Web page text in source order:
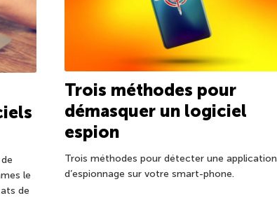
le
de
Trois méthodes pour
démasquer un logiciel
espion
Trois méthodes pour détecter une application
d’espionnage sur votre smart-phone.